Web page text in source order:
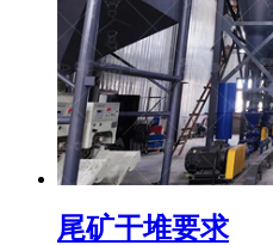
尾矿干堆要求